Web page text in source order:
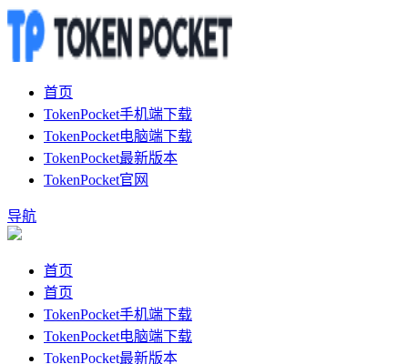
首页
TokenPocket手机端下载
TokenPocket电脑端下载
TokenPocket最新版本
TokenPocket官网
导航
首页
首页
TokenPocket手机端下载
TokenPocket电脑端下载
TokenPocket最新版本